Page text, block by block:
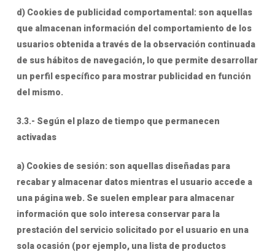
d) Cookies de publicidad comportamental: son aquellas
que almacenan información del comportamiento de los
usuarios obtenida a través de la observación continuada
de sus hábitos de navegación, lo que permite desarrollar
un perfil específico para mostrar publicidad en función
del mismo.
3.3.- Según el plazo de tiempo que permanecen
activadas
a) Cookies de sesión: son aquellas diseñadas para
recabar y almacenar datos mientras el usuario accede a
una página web. Se suelen emplear para almacenar
información que solo interesa conservar para la
prestación del servicio solicitado por el usuario en una
sola ocasión (por ejemplo, una lista de productos